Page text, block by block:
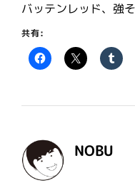
バッテンレッド、強
共有:
NOBU